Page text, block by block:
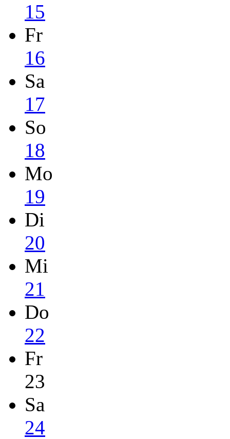
15
Fr
16
Sa
17
So
18
Mo
19
Di
20
Mi
21
Do
22
Fr
23
Sa
24